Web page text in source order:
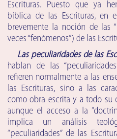
Escrituras. Puesto que ya
bíblica de las Escrituras, en
brevemente la noción de las
veces “fenómenos”) de las
Las peculiaridades de las
hablan de las
refieren normalmente a las
las Escrituras, sino a las
como obra escrita y a todo su
aunque el acceso a la
implica un análisis
“peculiaridades” de las